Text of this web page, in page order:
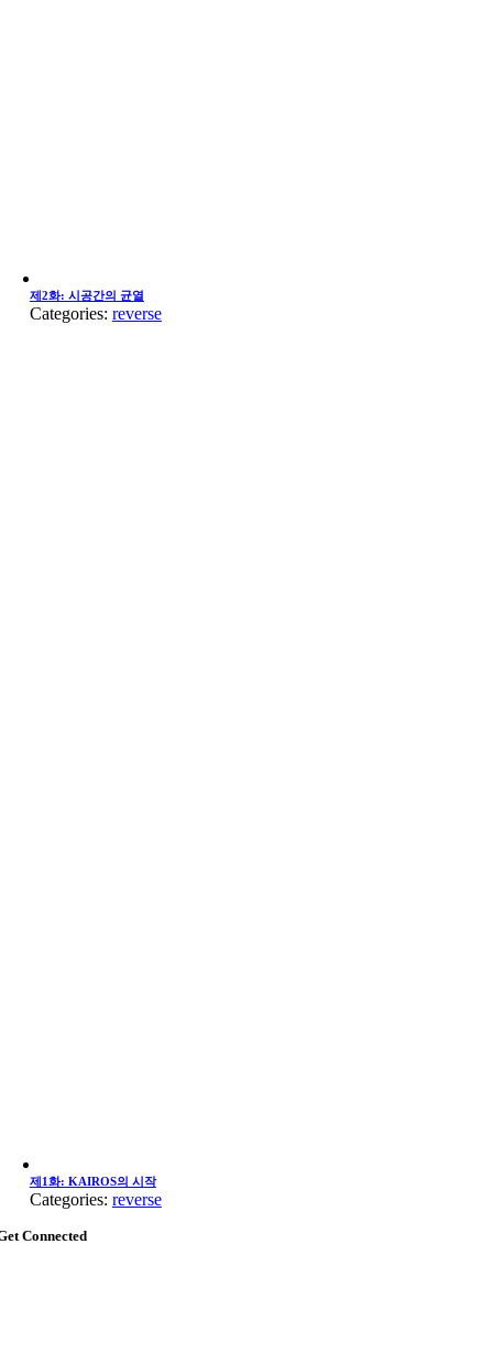
제2화: 시공간의 균열
Categories: reverse
제1화: KAIROS의 시작
Categories: reverse
Connected